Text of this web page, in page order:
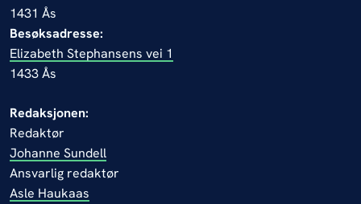
1431 Ås
Besøksadresse:
Elizabeth Stephansens vei 1
1433 Ås
Redaksjonen:
Redaktør
Johanne Sundell
Ansvarlig redaktør
Asle Haukaas